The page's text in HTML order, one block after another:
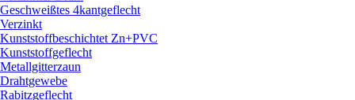
Geschweißtes 4kantgeflecht
Verzinkt
Kunststoffbeschichtet Zn+PVC
Kunststoffgeflecht
Metallgitterzaun
Drahtgewebe
Rabitzgeflecht